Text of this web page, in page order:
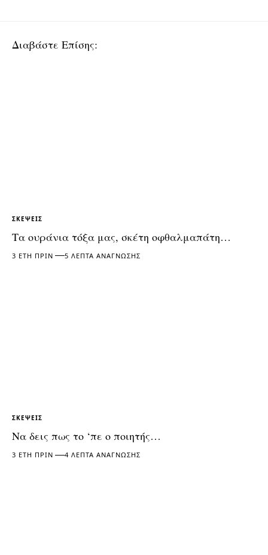
Διαβάστε Επίσης:
ΣΚΈΨΕΙΣ
Τα ουράνια τόξα μας, σκέτη οφθαλμαπάτη…
3 ΈΤΗ ΠΡΙΝ 5 ΛΕΠΤΆ ΑΝΆΓΝΩΣΗΣ
ΣΚΈΨΕΙΣ
Να δεις πως το ‘πε ο ποιητής…
3 ΈΤΗ ΠΡΙΝ 4 ΛΕΠΤΆ ΑΝΆΓΝΩΣΗΣ